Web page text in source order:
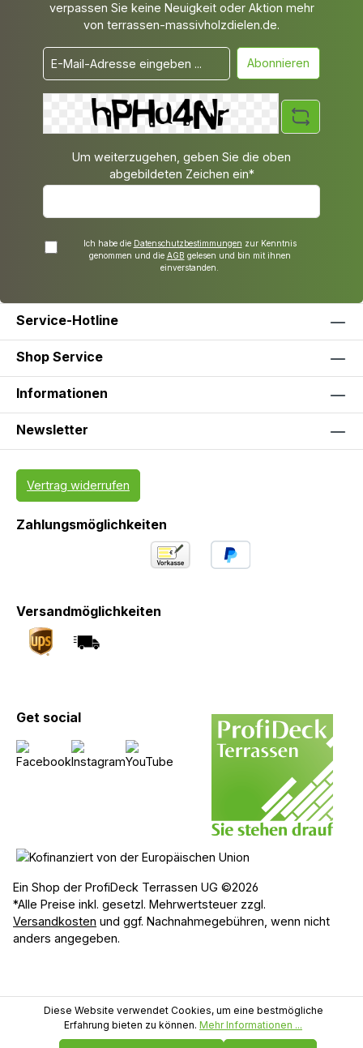
verpassen Sie keine Neuigkeit oder Aktion mehr
von terrassen-massivholzdielen.de.
Abonnieren
Um weiterzugehen, geben Sie die oben
abgebildeten Zeichen ein*
Ich habe die Datenschutzbestimmungen zur Kenntnis
genommen und die AGB gelesen und bin mit ihnen
einverstanden.
Service-Hotline
Shop Service
Informationen
Newsletter
Vertrag widerrufen
Zahlungsmöglichkeiten
Versandmöglichkeiten
Get social
Ein Shop der ProfiDeck Terrassen UG ©2026
*Alle Preise inkl. gesetzl. Mehrwertsteuer zzgl.
Versandkosten und ggf. Nachnahmegebühren, wenn nicht
anders angegeben.
Diese Website verwendet Cookies, um eine bestmögliche
Erfahrung bieten zu können. Mehr Informationen ...